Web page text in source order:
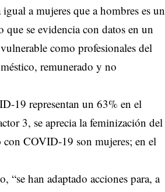
a mujeres que a hombres es un
se evidencia con datos en un
como profesionales del
remunerado y no
19 representan un 63% en el
3, se aprecia la feminización del
con COVID-19 son mujeres; en el
“se han adaptado acciones para, a